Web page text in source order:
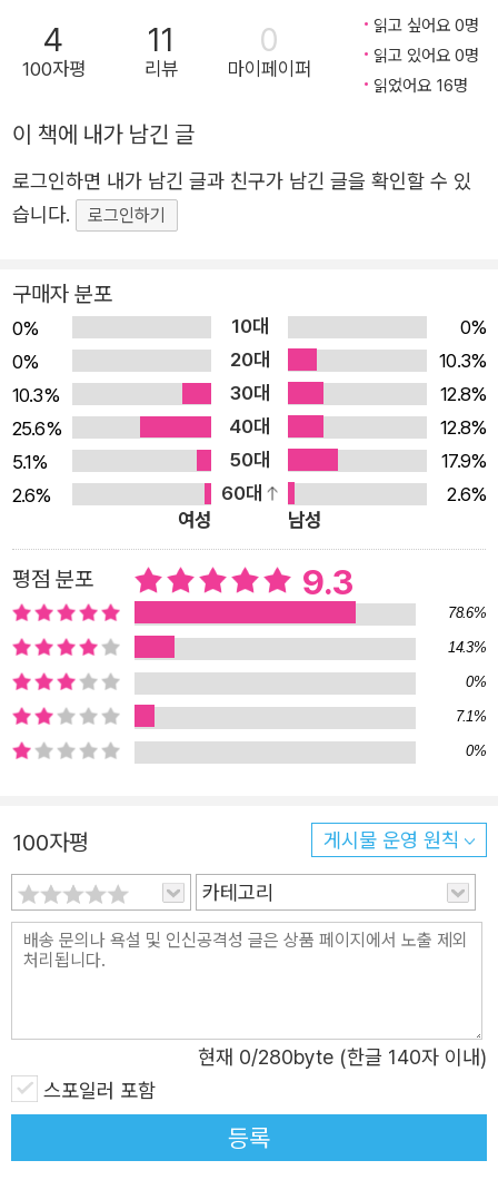
편부문 대상 수상으로 SF계에 강한 인상을 남긴 노희준 작
가가 새로운 이름으로 선보이는 첫 작품이다. 『투명 공간 앨
리스』에는 특별한 능력을 가진 자들이 등장한다. 그들은 생
명에 깃든 영혼을 ‘빛무리 몸’이라고 부르며 인간의 빛무리
들과 다른 자신의 정체성을 받아들이고 타인을 위해 헌신하
는 그들을 통해 작가는 ‘나’와 타인 사이에 투명하게 얽혀 있
찰나지만 강렬한 연대의 순간을 목도하기 바란다. “모든 생
명은 빛의 몸을 갖고 있다.” 빛의 몸을 볼 수 있는 특별한 능
력자들 육체에 포개진 또 하나의 몸, 육체가 죽어도 사라지
지 않는 사차원의 존재가 있다. 우리는 흔히 귀신, 유령, 이
더(Ether), 영혼이라고 부르지만, 그 존재를 다르게 부르는
자들이 있다. 그들의 눈에 그 존재는 밤하늘에 떠 있는 무수
히 많은 별처럼 밝게 빛난다. 그래서 그들은 ‘빛무리 몸’이라
고 부른다. 빛무리 몸을 볼 수 있는 것 외에도 그들에게는 특
리고 빛무리 몸을 소멸시키는 능력. 우연한 계기로 힘을 얻
은 그들이지만 자신들과 다르다는 이유로 사람들의 핍박을
견뎌야 했다. “사람은 미움을 받으면 자신이 잘못했다고 생
각하게 된다. 뭘 잘못했을까 생각하고 또 생각하다가 무엇이
잘못이고 잘못이 아닌지조차 분간할 수 없게 되면 존재 자체
가 잘못이라는 생각이 들지.” (16쪽) 그러나 모순적이게도,
친 고난을 해결할 능력이 없는 사람은 의지할 곳을 찾기 마
련이니까. 그들은 자신들을 향하던 뭇매를 뒤로한 채 사람들
을 돕기 위해 나선다. 그럴 수 있었던 이유는 그들이 빛무리
몸을 보거나 유체 이탈을 할 수 있어서가 아니라, 자신과 같
은 사람들을 구하면서 그들 스스로도 상처를 치유할 수 있었
능력과 별개로 그들이 처한 상황은 평범한 사람들과 다를 바
없다. 똑같이 상처받고 고통에서 벗어나기를 바라는 지극히
평범한 존재에 불과하다. 단지 사람들은 잘 보려 하지 않는,
모든 사람이 차등 없이 갖고 있는 ‘빛’을 알아볼 수 있어서 그
4
100자평
11
리뷰
0
마이페이퍼
읽고 싶어요 0명
읽고 있어요 0명
읽었어요 16명
이 책에 내가 남긴 글
로그인하면 내가 남긴 글과 친구가 남긴 글을 확인할 수 있
습니다.
로그인하기
구매자 분포
0% 10대
0%
0%
20대
10.3%
10.3%
30대
12.8%
25.6%
40대
12.8%
5.1%
50대
17.9%
2.6%
60대 2.6%
여성 남성
평점 분포 9.3
78.6%
14.3%
0%
7.1%
0%
100자평 게시물 운영 원칙
카테고리
현재 0/280byte (한글 140자 이내)
스포일러 포함
등록